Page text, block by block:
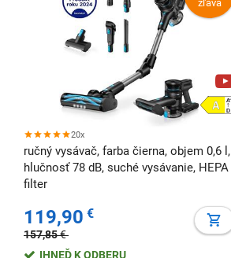
zľava
20x
ručný vysávač, farba čierna, objem 0,6 l,
hlučnosť 78 dB, suché vysávanie, HEPA
filter
119,90 €
157,85€
IHNEĎ K ODBERU